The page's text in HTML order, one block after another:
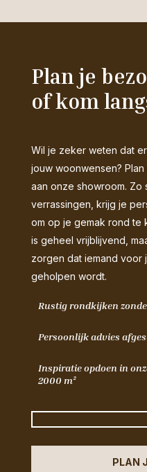
Plan je
of kom
Wil je zeker weten dat
jouw woonwensen?
aan onze showroom. Zo
verrassingen, krijg je
om op je gemak rond te
is geheel vrijblijvend,
zorgen dat iemand voor
geholpen wordt.
Rustig rondkijken
Persoonlijk advies
Inspiratie opdoen in
2000 m²
PLAN